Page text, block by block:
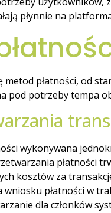
płynnie na
metod płatności, od
pod potrzeby tempa
wykonywana
płatności
kosztów za
płatności w
dla członków